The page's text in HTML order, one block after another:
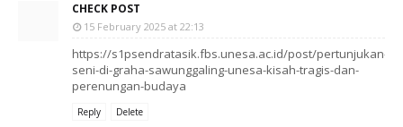
CHECK POST
15 February 2025 at 22:13
https://s1psendratasik.fbs.unesa.ac.id/post/pertunjukan-
seni-di-graha-sawunggaling-unesa-kisah-tragis-dan-
perenungan-budaya
Reply Delete